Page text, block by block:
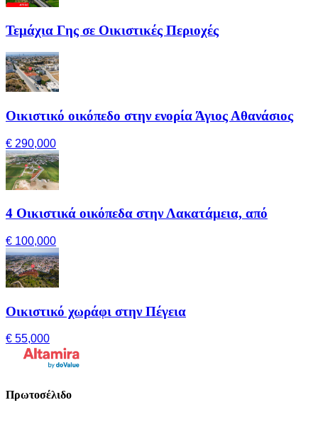
Τεμάχια Γης σε Οικιστικές Περιοχές
Οικιστικό οικόπεδο στην ενορία Άγιος Αθανάσιος
€ 290,000
4 Οικιστικά οικόπεδα στην Λακατάμεια, από
€ 100,000
Οικιστικό χωράφι στην Πέγεια
€ 55,000
Πρωτοσέλιδο